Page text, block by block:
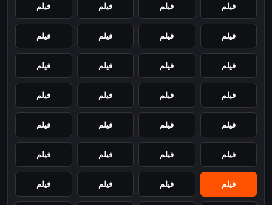
فيلم فيلم فيلم فيلم
فيلم فيلم فيلم فيلم
فيلم فيلم فيلم فيلم
فيلم فيلم فيلم فيلم
فيلم فيلم فيلم فيلم
فيلم فيلم فيلم فيلم
فيلم فيلم فيلم فيلم